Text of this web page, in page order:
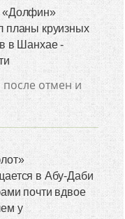
«Долфин»
планы круизных
в Шанхае -
отмен и
в Абу-Даби
почти вдвое
у